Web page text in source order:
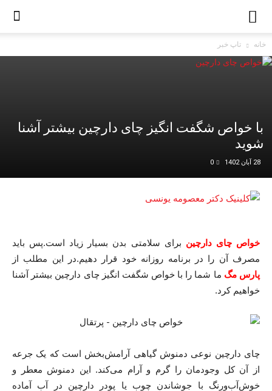
خانه تاپ خبر
با خواص شگفت انگیز چای دارچین بیشتر آشنا
شوید
28 آبان 1402 0
خواص چای دارچین برای سلامتی بدن بسیار زیاد است.پس باید
مصرف آن را در برنامه روزانه خود قرار دهیم.در این مطلب از
پارس مگ ما شما را با خواص شگفت انگیز چای دارچین بیشتر آشنا
خواهیم کرد.
چای دارچین نوعی دمنوش گیاهی آرامش‌بخش است که یک جرعه
از آن کل وجودمان را گرم و آرام می‌کند. این دمنوش معطر و
خوش‌آب‌و‌رنگ با جوشاندن چوب یا پودر دارچین در آب آماده